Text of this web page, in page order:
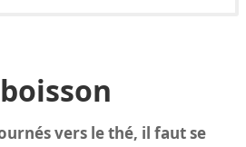
vers le thé, il faut se